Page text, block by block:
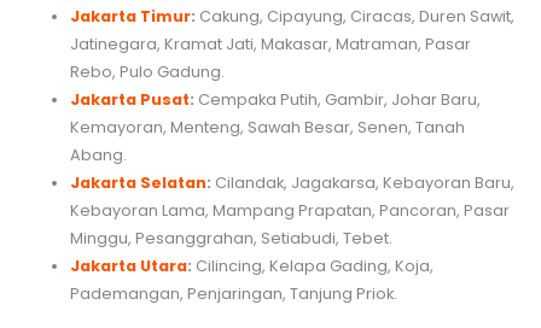
Jakarta Timur: Cakung, Cipayung, Ciracas, Duren Sawit,
Jatinegara, Kramat Jati, Makasar, Matraman, Pasar
Rebo, Pulo Gadung.
Jakarta Pusat: Cempaka Putih, Gambir, Johar Baru,
Kemayoran, Menteng, Sawah Besar, Senen, Tanah
Abang.
Jakarta Selatan: Cilandak, Jagakarsa, Kebayoran Baru,
Kebayoran Lama, Mampang Prapatan, Pancoran, Pasar
Minggu, Pesanggrahan, Setiabudi, Tebet.
Jakarta Utara: Cilincing, Kelapa Gading, Koja,
Pademangan, Penjaringan, Tanjung Priok.